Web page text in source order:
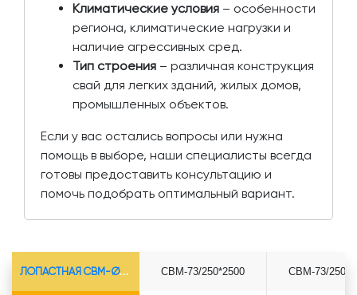
Климатические условия – особенности
региона, климатические нагрузки и
наличие агрессивных сред.
Тип строения – различная конструкция
свай для легких зданий, жилых домов,
промышленных объектов.
Если у вас остались вопросы или нужна
помощь в выборе, наши специалисты всегда
готовы предоставить консультацию и
помочь подобрать оптимальный вариант.
ЛОПАСТНАЯ СВМ-Ø73*5.5 СВМ-73/250*2500 СВМ-73/